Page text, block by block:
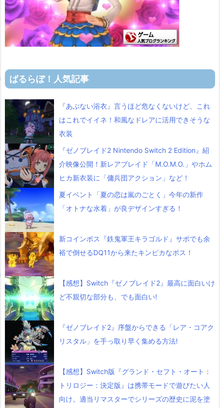
ばるらぼ！人気記事
『あぶない浴衣』言うほど危なくないけど、これ
はこれでイイネ！和風なドレアに活用できそうな
衣装
『ゼノブレイド2 Nintendo Switch 2 Edition』紹
介映像公開！新レアブレイド「M.O.M.O.」やホム
ヒカ新衣装に「傭兵団アクション」など！
夏イベント「夏の恋は嵐のごとく」今年の新作
「オトナな水着」が良デザインすぎる！
新コインボス『鉄鬼軍王キラゴルド』サポでも余
裕で倒せるDQ11から来たキンピカなボス！
【感想】Switch『ゼノブレイド2』最高に面白いけ
ど不親切な部分も、でも面白い!
『ゼノブレイド2』序盤からできる「レア・コアク
リスタル」を手っ取り早く集める方法!
【感想】Switch版『グランド・セフト・オート：
トリロジー：決定版』は携帯モードで遊びたい人
向け。適当リマスターでシリーズの歴史に泥を塗